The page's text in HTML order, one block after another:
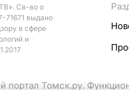
Св-во о
выдано
в сфере
и
портал Томск.ру.